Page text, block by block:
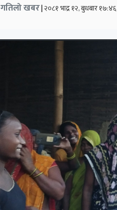
गतिलो खबर|२०८१ भाद्र १२, बुधबार १७:४६